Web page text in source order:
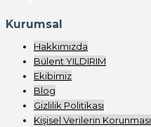
Kurumsal
Hakkımızda
Bülent YILDIRIM
Ekibimiz
Blog
Gizlilik Politikası
Kişisel Verilerin Korunması